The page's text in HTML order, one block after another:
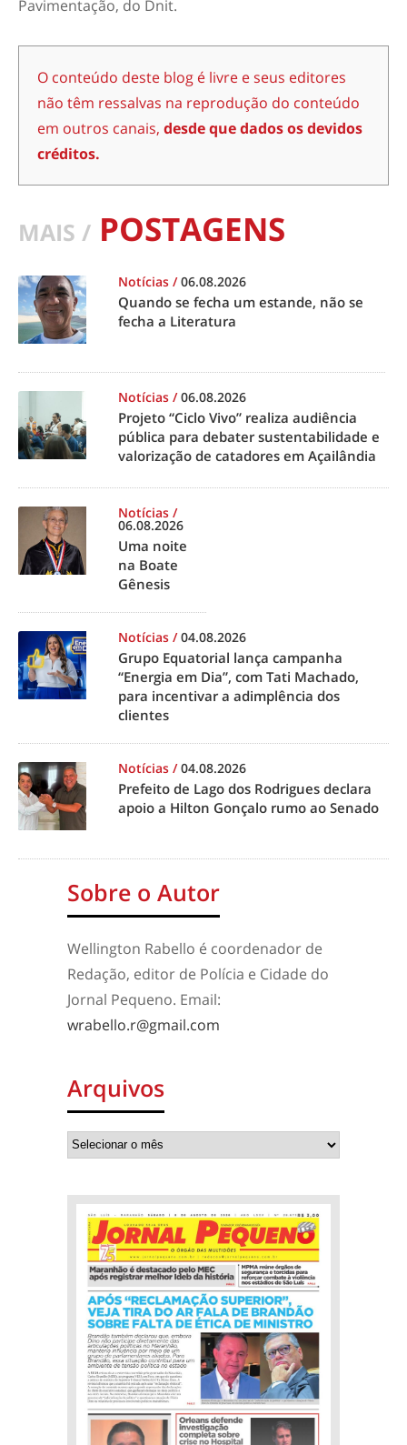
Pavimentação, do Dnit.
O conteúdo deste blog é livre e seus editores
não têm ressalvas na reprodução do conteúdo
em outros canais, desde que dados os devidos
créditos.
MAIS / POSTAGENS
Notícias /06.08.2026
Quando se fecha um estande, não se
fecha a Literatura
Notícias /06.08.2026
Projeto “Ciclo Vivo” realiza audiência
pública para debater sustentabilidade e
valorização de catadores em Açailândia
Notícias /
06.08.2026
Uma noite
na Boate
Gênesis
Notícias /04.08.2026
Grupo Equatorial lança campanha
“Energia em Dia”, com Tati Machado,
para incentivar a adimplência dos
clientes
Notícias /04.08.2026
Prefeito de Lago dos Rodrigues declara
apoio a Hilton Gonçalo rumo ao Senado
Sobre o Autor
Wellington Rabello é coordenador de
Redação, editor de Polícia e Cidade do
Jornal Pequeno. Email:
wrabello.r@gmail.com
Arquivos